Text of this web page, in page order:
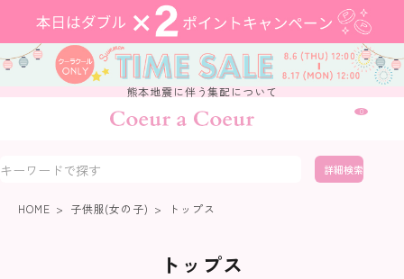
熊本地震に伴う集配について
0
詳細検索
HOME 子供服(女の子) トップス
トップス